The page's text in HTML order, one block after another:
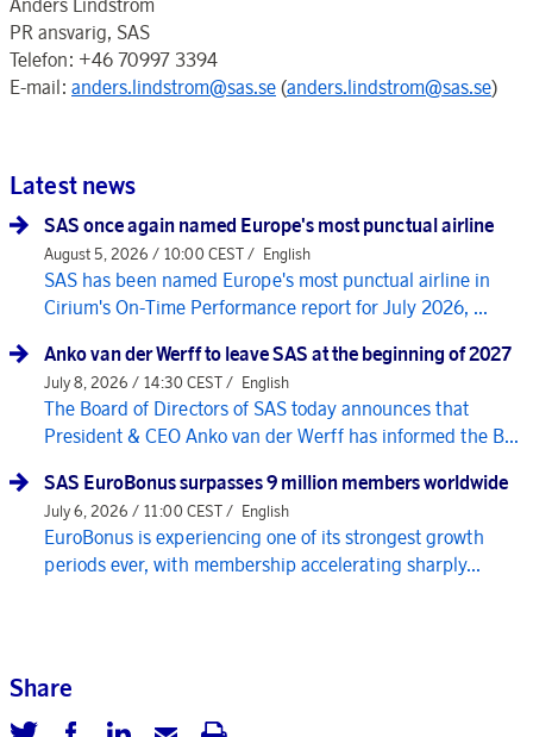
Anders Lindström
PR ansvarig, SAS
Telefon: +46 70997 3394
E-mail: anders.lindstrom@sas.se (anders.lindstrom@sas.se)
Latest news
SAS once again named Europe's most punctual airline
August 5, 2026 / 10:00 CEST / English
SAS has been named Europe's most punctual airline in
Cirium's On-Time Performance report for July 2026, ...
Anko van der Werff to leave SAS at the beginning of 2027
July 8, 2026 / 14:30 CEST / English
The Board of Directors of SAS today announces that
President & CEO Anko van der Werff has informed the B...
SAS EuroBonus surpasses 9 million members worldwide
July 6, 2026 / 11:00 CEST / English
EuroBonus is experiencing one of its strongest growth
periods ever, with membership accelerating sharply...
Share